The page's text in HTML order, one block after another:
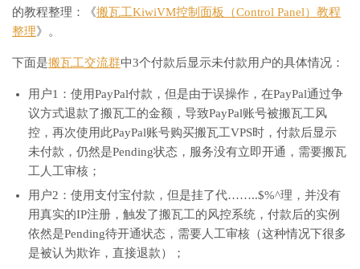
的教程整理：《搬瓦工KiwiVM控制面板（Control Panel）教程
整理》。
下面是搬瓦工交流群中3个付款后显示未付款用户的具体情况：
用户1：使用PayPal付款，但是由于误操作，在PayPal通过争
议方式退款了搬瓦工的金额，导致PayPal账号被搬瓦工风
控，再次使用此PayPal账号购买搬瓦工VPS时，付款后显示
未付款，仍然是Pending状态，服务没有立即开通，需要搬瓦
工人工审核；
用户2：使用支付宝付款，但是挂了代……..$%^理，并没有
用真实的IP注册，触发了搬瓦工的风控系统，付款后的实例
依然是Pending待开通状态，需要人工审核（这种情况下很多
是被认为欺诈，直接退款）；